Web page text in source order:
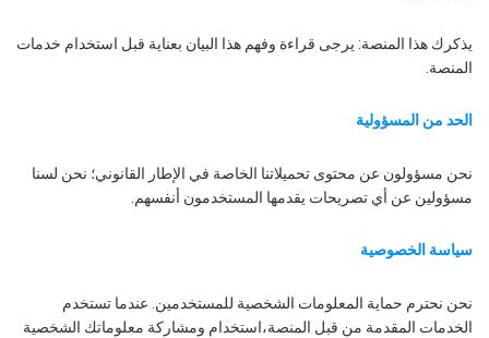
يذكرك هذا المنصة: يرجى قراءة وفهم هذا البيان بعناية قبل استخدام خدمات
المنصة.
الحد من المسؤولية
نحن مسؤولون عن محتوى تحميلاتنا الخاصة في الإطار القانوني؛ نحن لسنا
مسؤولين عن أي تصريحات يقدمها المستخدمون أنفسهم.
سياسة الخصوصية
نحن نحترم حماية المعلومات الشخصية للمستخدمين. عندما تستخدم
الخدمات المقدمة من قبل المنصة،استخدام ومشاركة معلوماتك الشخصية